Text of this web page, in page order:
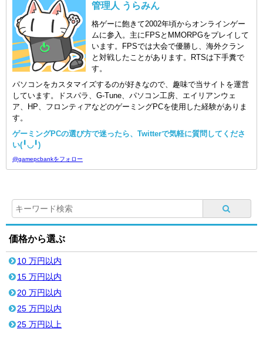
管理人 うらみん
格ゲーに飽きて2002年頃からオンラインゲー
ムに参入。主にFPSとMMORPGをプレイして
います。FPSでは大会で優勝し、海外クラン
と対戦したことがあります。RTSは下手糞で
す。
パソコンをカスタマイズするのが好きなので、趣味で当サイトを運営
しています。ドスパラ、G-Tune、パソコン工房、エイリアンウェ
ア、HP、フロンティアなどのゲーミングPCを使用した経験がありま
す。
ゲーミングPCの選び方で迷ったら、Twitterで気軽に質問してくださ
い(╹◡╹)
@gamepcbankをフォロー
価格から選ぶ
10 万円以内
15 万円以内
20 万円以内
25 万円以内
25 万円以上